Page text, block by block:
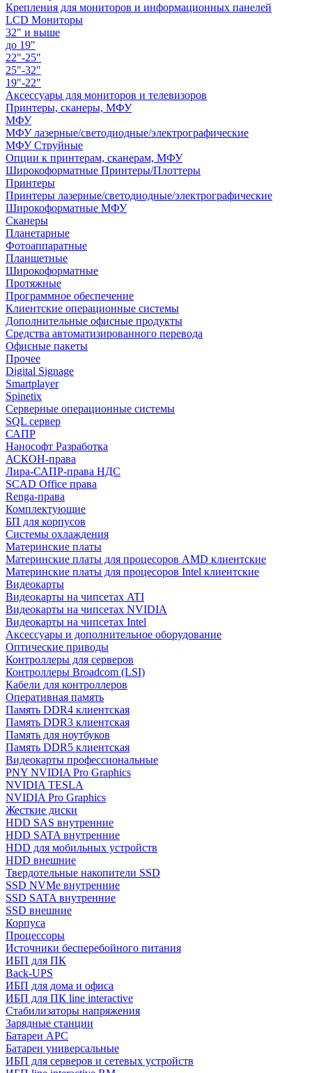
Крепления для мониторов и информационных панелей
LCD Мониторы
32" и выше
до 19"
22"-25"
25"-32"
19"-22"
Аксессуары для мониторов и телевизоров
Принтеры, сканеры, МФУ
МФУ
МФУ лазерные/светодиодные/электрографические
МФУ Струйные
Опции к принтерам, сканерам, МФУ
Широкоформатные Принтеры/Плоттеры
Принтеры
Принтеры лазерные/светодиодные/электрографические
Широкоформатные МФУ
Сканеры
Планетарные
Фотоаппаратные
Планшетные
Широкоформатные
Протяжные
Программное обеспечение
Клиентские операционные системы
Дополнительные офисные продукты
Средства автоматизированного перевода
Офисные пакеты
Прочее
Digital Signage
Smartplayer
Spinetix
Серверные операционные системы
SQL сервер
САПР
Нанософт Разработка
АСКОН-права
Лира-САПР-права НДС
SCAD Office права
Renga-права
Комплектующие
БП для корпусов
Системы охлаждения
Материнские платы
Материнские платы для процесоров AMD клиентские
Материнские платы для процесоров Intel клиентские
Видеокарты
Видеокарты на чипсетах ATI
Видеокарты на чипсетах NVIDIA
Видеокарты на чипсетах Intel
Аксессуары и дополнительное оборудование
Оптические приводы
Контроллеры для серверов
Контроллеры Broadcom (LSI)
Кабели для контроллеров
Оперативная память
Память DDR4 клиентская
Память DDR3 клиентская
Память для ноутбуков
Память DDR5 клиентская
Видеокарты профессиональные
PNY NVIDIA Pro Graphics
NVIDIA TESLA
NVIDIA Pro Graphics
Жесткие диски
HDD SAS внутренние
HDD SATA внутренние
HDD для мобильных устройств
HDD внешние
Твердотельные накопители SSD
SSD NVMe внутренние
SSD SATA внутренние
SSD внешние
Корпуса
Процессоры
Источники бесперебойного питания
ИБП для ПК
Back-UPS
ИБП для дома и офиса
ИБП для ПК linе interactive
Стабилизаторы напряжения
Зарядные станции
Батареи APC
Батареи универсальные
ИБП для серверов и сетевых устройств